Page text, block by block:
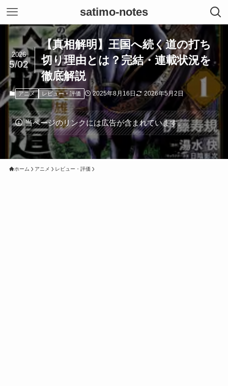
satimo-notes
【真相解明】王国へ続く道の打ち
切り理由とは？完結・連載状況を
徹底解説
2026
5/02
アニメ レビュー・評価 2025年8月16日 2026年5月2日
当ページのリンクには広告が含まれています。
ホーム アニメ レビュー・評価